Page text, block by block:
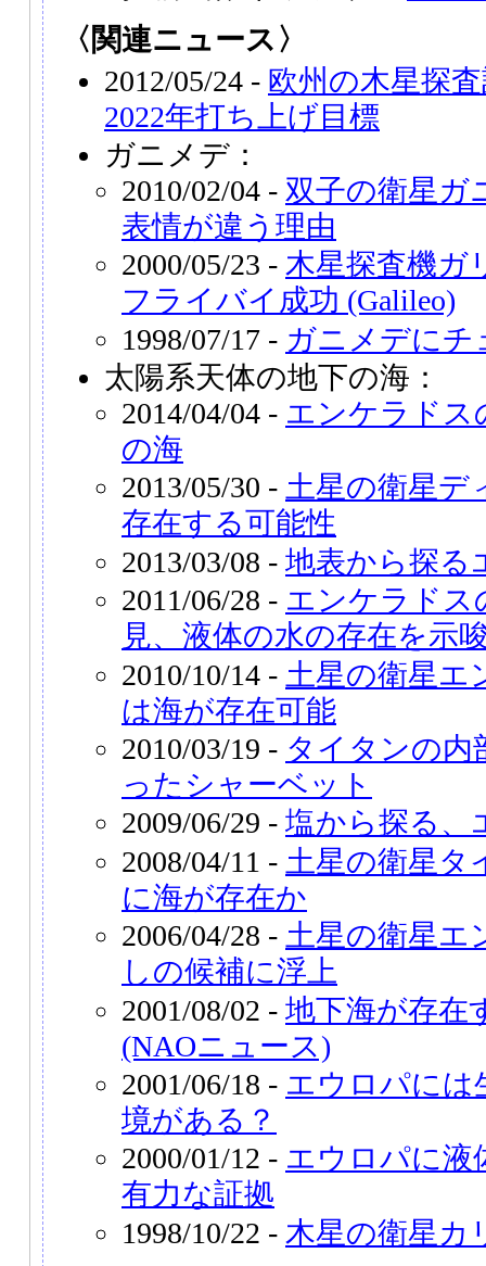
〈関連ニュース〉
2012/05/24 - 欧州の木星探
2022年打ち上げ目標
ガニメデ：
2010/02/04 - 双子の衛星ガ
表情が違う理由
2000/05/23 - 木星探査機ガ
フライバイ成功 (Galileo)
1998/07/17 - ガニメデにチ
太陽系天体の地下の海：
2014/04/04 - エンケラドス
の海
2013/05/30 - 土星の衛星デ
存在する可能性
2013/03/08 - 地表から探る
2011/06/28 - エンケラドス
見、液体の水の存在を示
2010/10/14 - 土星の衛星エ
は海が存在可能
2010/03/19 - タイタンの内
ったシャーベット
2009/06/29 - 塩から探る、
2008/04/11 - 土星の衛星タ
に海が存在か
2006/04/28 - 土星の衛星エ
しの候補に浮上
2001/08/02 - 地下海が存在
(NAOニュース)
2001/06/18 - エウロパには
境がある？
2000/01/12 - エウロパに液
有力な証拠
1998/10/22 - 木星の衛星カ